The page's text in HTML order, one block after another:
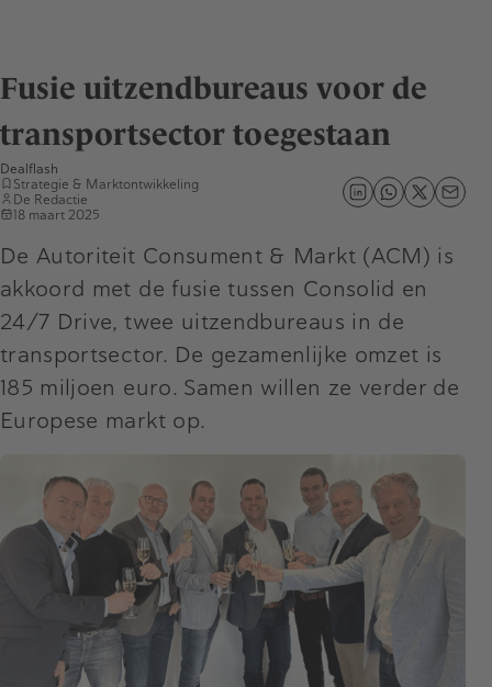
Fusie uitzendbureaus voor de
transportsector toegestaan
Dealflash
Strategie & Marktontwikkeling
De Redactie
18 maart 2025
De Autoriteit Consument & Markt (ACM) is
akkoord met de fusie tussen Consolid en
24/7 Drive, twee uitzendbureaus in de
transportsector. De gezamenlijke omzet is
185 miljoen euro. Samen willen ze verder de
Europese markt op.